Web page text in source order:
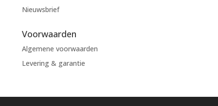
Nieuwsbrief
Voorwaarden
Algemene voorwaarden
Levering & garantie